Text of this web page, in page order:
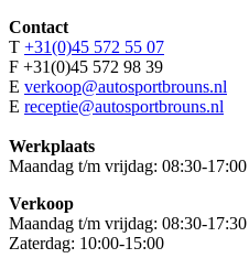
Contact
T +31(0)45 572 55 07
F +31(0)45 572 98 39
E verkoop@autosportbrouns.nl
E receptie@autosportbrouns.nl
Werkplaats
Maandag t/m vrijdag: 08:30-17:00
Verkoop
Maandag t/m vrijdag: 08:30-17:30
Zaterdag: 10:00-15:00